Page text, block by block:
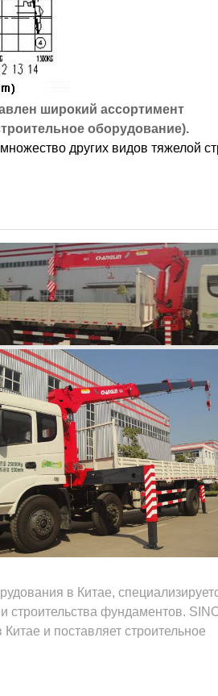
широкий ассортимент
оборудование).
других видов тяжелой
в Китае,
строительства фундаментов.
и поставляет строительное